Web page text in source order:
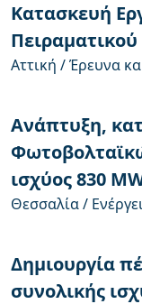
Κατασκευή
Αττική / Έρευνα
Ανάπτυξη,
ισχύος 830
Θεσσαλία /
Δημιουργία
συνολικής